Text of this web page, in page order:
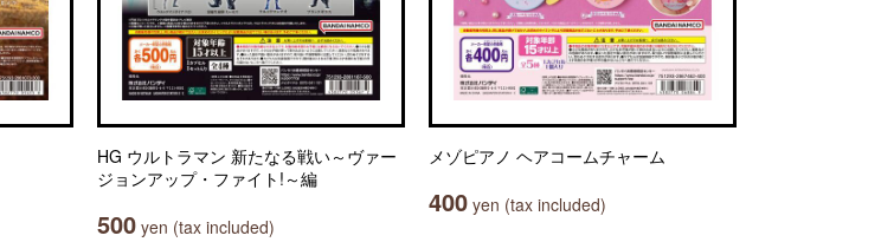
HG ウルトラマン 新たなる戦い～ヴァー
ジョンアップ・ファイト!～編
500 yen (tax included)
メゾピアノ ヘアコームチャーム
400 yen (tax included)